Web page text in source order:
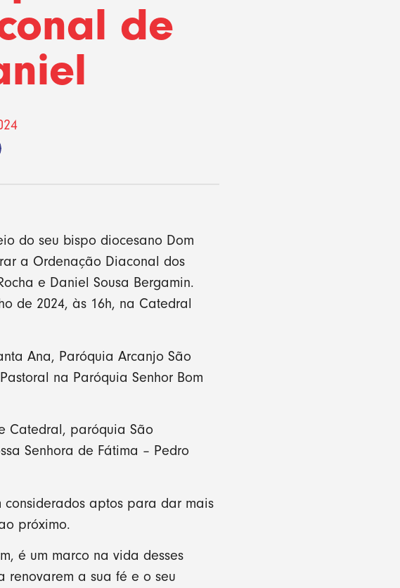
de
do seu bispo diocesano Dom
a Ordenação Diaconal dos
e Daniel Sousa Bergamin.
de 2024, às 16h, na Catedral
Ana, Paróquia Arcanjo São
na Paróquia Senhor Bom
Catedral, paróquia São
Senhora de Fátima – Pedro
aptos para dar mais
próximo.
é um marco na vida desses
renovarem a sua fé e o seu